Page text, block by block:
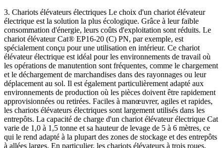
3. Chariots élévateurs électriques Le choix d'un chariot élévateur
électrique est la solution la plus écologique. Grâce à leur faible
consommation d'énergie, leurs coûts d'exploitation sont réduits. Le
chariot élévateur Cat® EP16-20 (C) PN, par exemple, est
spécialement conçu pour une utilisation en intérieur. Ce chariot
élévateur électrique est idéal pour les environnements de travail où
les opérations de manutention sont fréquentes, comme le chargement
et le déchargement de marchandises dans des rayonnages ou leur
déplacement au sol. Il est également particulièrement adapté aux
environnements de production où les pièces doivent être rapidement
approvisionnées ou retirées. Faciles à manœuvrer, agiles et rapides,
les chariots élévateurs électriques sont largement utilisés dans les
entrepôts. La capacité de charge d'un chariot élévateur électrique Cat
varie de 1,0 à 1,5 tonne et sa hauteur de levage de 5 à 6 mètres, ce
qui le rend adapté à la plupart des zones de stockage et des entrepôts
à allées larges. En particulier, les chariots élévateurs à trois roues,